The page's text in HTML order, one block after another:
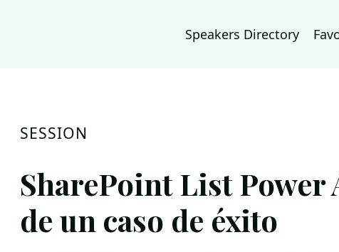
Speakers Directory
SESSION
SharePoint List
de un caso de éxito